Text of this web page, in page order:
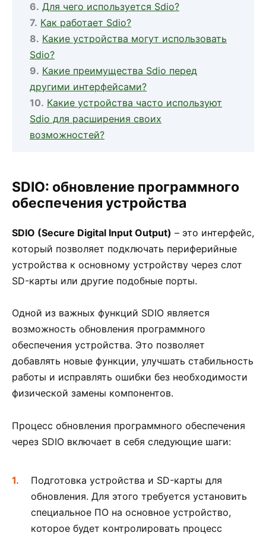
Для чего используется Sdio?
Как работает Sdio?
Какие устройства могут использовать
Sdio?
Какие преимущества Sdio перед
другими интерфейсами?
Какие устройства часто используют
Sdio для расширения своих
возможностей?
SDIO: обновление программного
обеспечения устройства
SDIO (Secure Digital Input Output) – это интерфейс,
который позволяет подключать периферийные
устройства к основному устройству через слот
SD-карты или другие подобные порты.
Одной из важных функций SDIO является
возможность обновления программного
обеспечения устройства. Это позволяет
добавлять новые функции, улучшать стабильность
работы и исправлять ошибки без необходимости
физической замены компонентов.
Процесс обновления программного обеспечения
через SDIO включает в себя следующие шаги:
Подготовка устройства и SD-карты для
обновления. Для этого требуется установить
специальное ПО на основное устройство,
которое будет контролировать процесс